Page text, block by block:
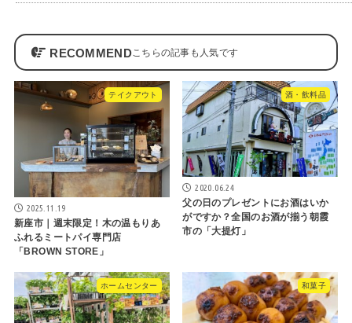
RECOMMEND
テイクアウト
2025.11.19
新座市｜週末限定！木の温もりあ
ふれるミートパイ専門店
「BROWN STORE」
酒・飲料品
2020.06.24
父の日のプレゼントにお酒はいか
がですか？全国のお酒が揃う朝霞
市の「大提灯」
ホームセンター 和菓子